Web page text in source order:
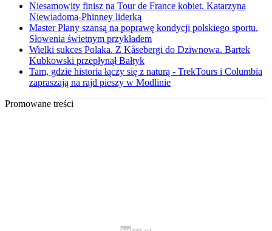
Niesamowity finisz na Tour de France kobiet. Katarzyna
Niewiadoma-Phinney liderką
Master Plany szansą na poprawę kondycji polskiego sportu.
Słowenia świetnym przykładem
Wielki sukces Polaka. Z Kåsebergi do Dziwnowa. Bartek
Kubkowski przepłynął Bałtyk
Tam, gdzie historia łączy się z naturą - TrekTours i Columbia
zapraszają na rajd pieszy w Modlinie
Promowane treści